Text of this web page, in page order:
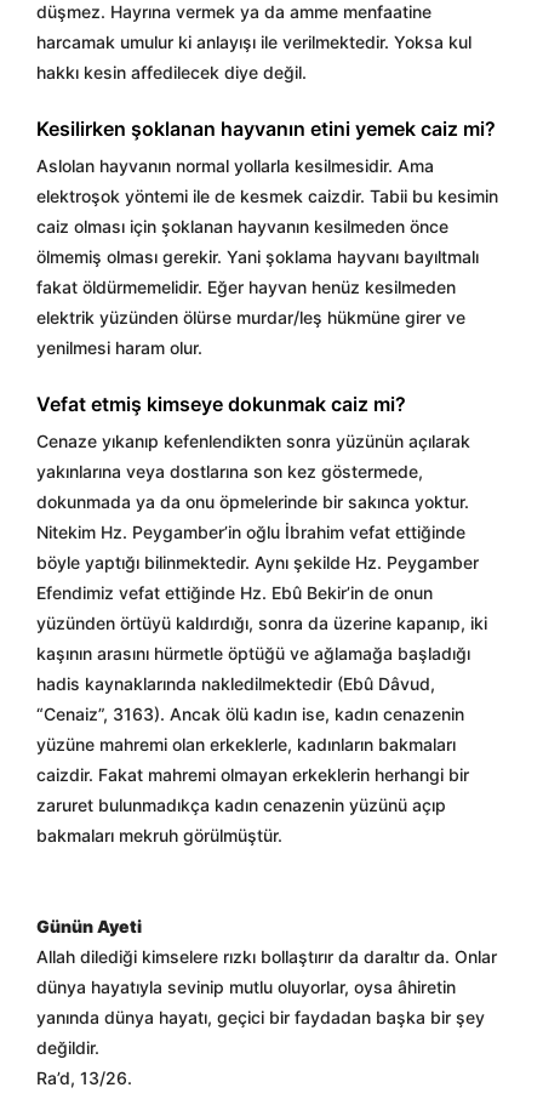
düşmez. Hayrına vermek ya da amme menfaatine
harcamak umulur ki anlayışı ile verilmektedir. Yoksa kul
hakkı kesin affedilecek diye değil.
Kesilirken şoklanan hayvanın etini yemek caiz mi?
Aslolan hayvanın normal yollarla kesilmesidir. Ama
elektroşok yöntemi ile de kesmek caizdir. Tabii bu kesimin
caiz olması için şoklanan hayvanın kesilmeden önce
ölmemiş olması gerekir. Yani şoklama hayvanı bayıltmalı
fakat öldürmemelidir. Eğer hayvan henüz kesilmeden
elektrik yüzünden ölürse murdar/leş hükmüne girer ve
yenilmesi haram olur.
Vefat etmiş kimseye dokunmak caiz mi?
Cenaze yıkanıp kefenlendikten sonra yüzünün açılarak
yakınlarına veya dostlarına son kez göstermede,
dokunmada ya da onu öpmelerinde bir sakınca yoktur.
Nitekim Hz. Peygamber’in oğlu İbrahim vefat ettiğinde
böyle yaptığı bilinmektedir. Aynı şekilde Hz. Peygamber
Efendimiz vefat ettiğinde Hz. Ebû Bekir’in de onun
yüzünden örtüyü kaldırdığı, sonra da üzerine kapanıp, iki
kaşının arasını hürmetle öptüğü ve ağlamağa başladığı
hadis kaynaklarında nakledilmektedir (Ebû Dâvud,
“Cenaiz”, 3163). Ancak ölü kadın ise, kadın cenazenin
yüzüne mahremi olan erkeklerle, kadınların bakmaları
caizdir. Fakat mahremi olmayan erkeklerin herhangi bir
zaruret bulunmadıkça kadın cenazenin yüzünü açıp
bakmaları mekruh görülmüştür.
Günün Ayeti
Allah dilediği kimselere rızkı bollaştırır da daraltır da. Onlar
dünya hayatıyla sevinip mutlu oluyorlar, oysa âhiretin
yanında dünya hayatı, geçici bir faydadan başka bir şey
değildir.
Ra’d, 13/26.